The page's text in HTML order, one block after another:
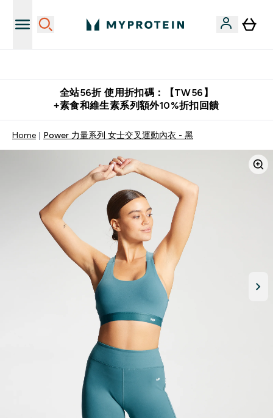
全站56折 使用折扣碼：【TW56】
+素食和維生素系列額外10%折扣回饋
Home Power 力量系列 女士交叉運動內衣 - 黑